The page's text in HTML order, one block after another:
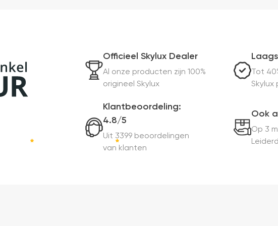
Officieel Skylux Dealer
Al onze producten zijn 100%
origineel Skylux
Tot
Skylux
Klantbeoordeling:
4.8/5
Uit 3399 beoordelingen
van klanten
Ook
Op 3